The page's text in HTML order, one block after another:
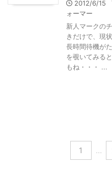
2012/6/15
ォーマー
新人マークの
きだけで、現
長時間待機が
を覗いてみる
もね・・・ ...
1 …